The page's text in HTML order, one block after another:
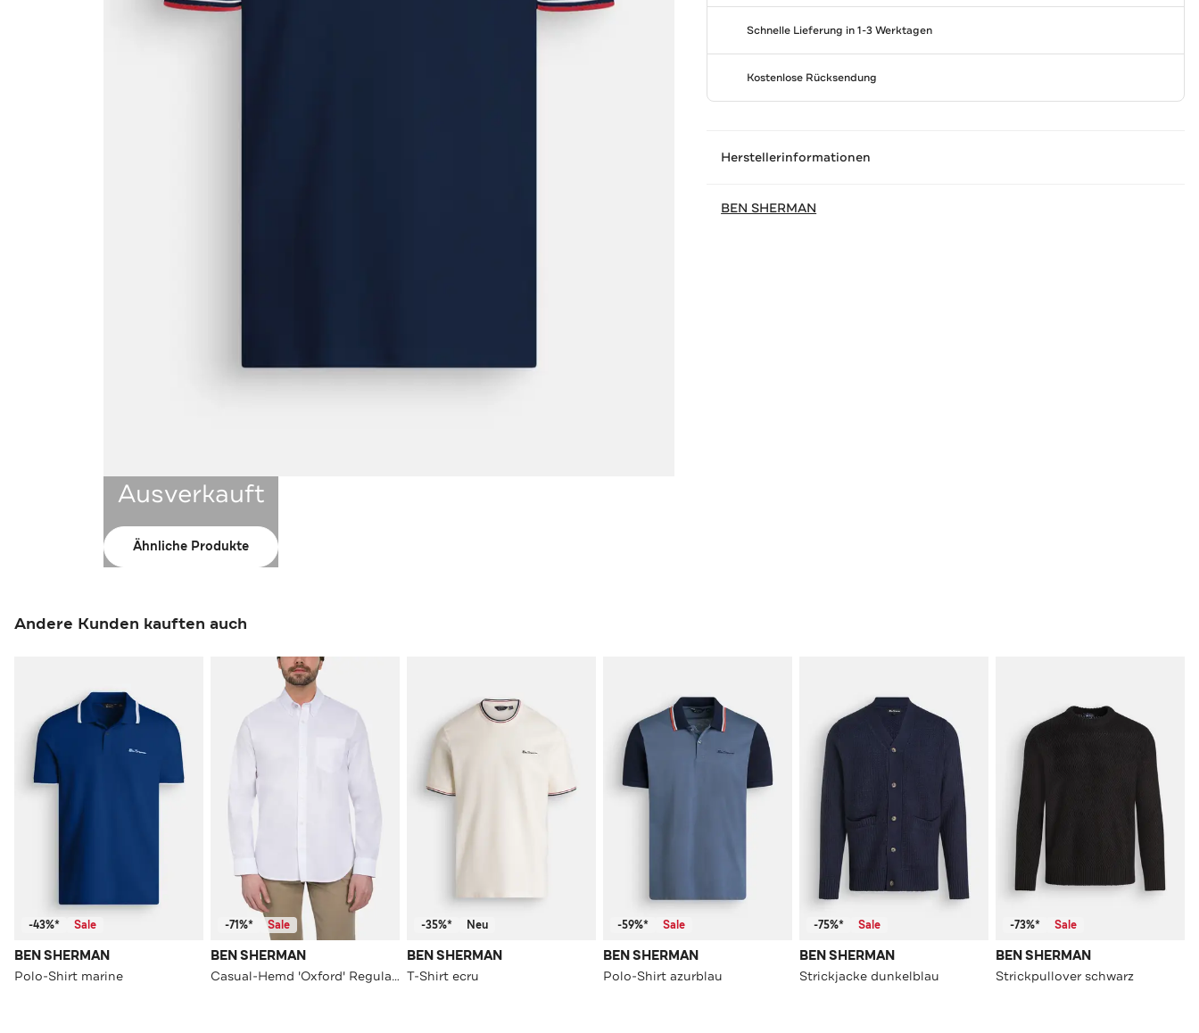
Ausverkauft
Ähnliche Produkte
Schnelle Lieferung in 1-3 Werktagen
Kostenlose Rücksendung
Herstellerinformationen
BEN SHERMAN
Andere Kunden kauften auch
-43%* Sale
BEN SHERMAN
Polo-Shirt marine
-71%* Sale
BEN SHERMAN
Casual-Hemd 'Oxford' Regular Fit
-35%* Neu
BEN SHERMAN
T-Shirt ecru
-59%* Sale
BEN SHERMAN
Polo-Shirt azurblau
-75%* Sale
BEN SHERMAN
Strickjacke dunkelblau
-73%* Sale
BEN SHERMAN
Strickpullover schwarz